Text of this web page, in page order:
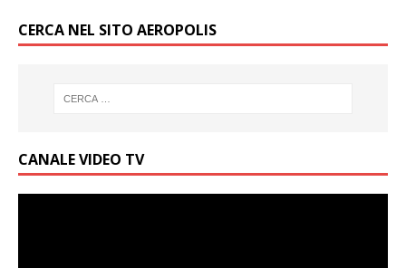
CERCA NEL SITO AEROPOLIS
CANALE VIDEO TV